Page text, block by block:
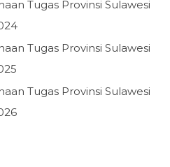
Tugas Provinsi Sulawesi
Tugas Provinsi Sulawesi
Tugas Provinsi Sulawesi